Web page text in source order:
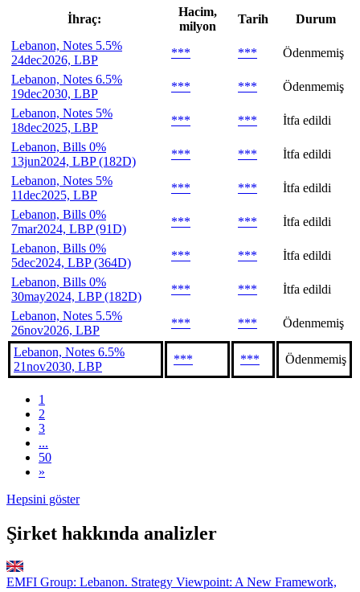
İhraç:
Hacim,
milyon
Tarih
Durum
Lebanon, Notes 5.5%
24dec2026, LBP
*** ***
Ödenmemiş
Lebanon, Notes 6.5%
19dec2030, LBP
*** ***
Ödenmemiş
Lebanon, Notes 5%
18dec2025, LBP
*** ***
İtfa edildi
Lebanon, Bills 0%
13jun2024, LBP (182D)
*** ***
İtfa edildi
Lebanon, Notes 5%
11dec2025, LBP
*** ***
İtfa edildi
Lebanon, Bills 0%
7mar2024, LBP (91D)
*** ***
İtfa edildi
Lebanon, Bills 0%
5dec2024, LBP (364D)
*** ***
İtfa edildi
Lebanon, Bills 0%
30may2024, LBP (182D)
*** ***
İtfa edildi
Lebanon, Notes 5.5%
26nov2026, LBP
*** *** Ödenmemiş
Lebanon, Notes 6.5%
21nov2030, LBP
*** *** Ödenmemiş
1
2
3
...
50
»
Hepsini göster
Şirket hakkında analizler
EMFI Group: Lebanon. Strategy Viewpoint: A New Framework,